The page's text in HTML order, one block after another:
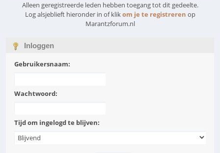
Alleen geregistreerde leden hebben toegang tot dit gedeelte.
Log alsjeblieft hieronder in of klikom je te registreren op
Marantzforum.nl
Inloggen
Gebruikersnaam:
Wachtwoord:
Tijd om ingelogd te blijven: